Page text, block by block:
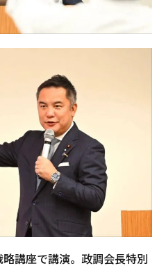
講座で講演。政調会長特別